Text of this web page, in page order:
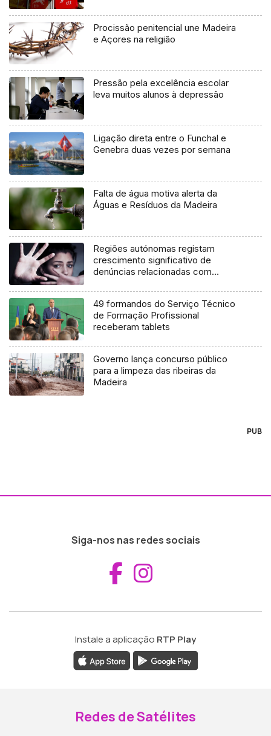
Procissão penitencial une Madeira
e Açores na religião
Pressão pela excelência escolar
leva muitos alunos à depressão
Ligação direta entre o Funchal e
Genebra duas vezes por semana
Falta de água motiva alerta da
Águas e Resíduos da Madeira
Regiões autónomas registam
crescimento significativo de
denúncias relacionadas com
49 formandos do Serviço Técnico
de Formação Profissional
receberam tablets
Governo lança concurso público
para a limpeza das ribeiras da
Madeira
PUB
Siga-nos nas redes sociais
Aceder ao
Instale a aplicação RTP Play
Redes de Satélites